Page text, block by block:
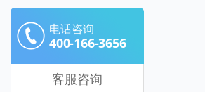
电话咨询
400-166-3656
客服咨询